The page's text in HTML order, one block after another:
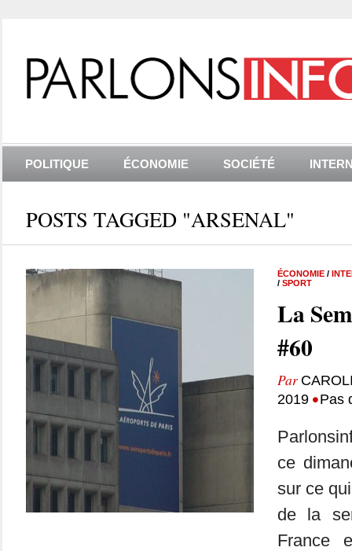
POLITIQUE ÉCONOMIE SOCIÉTÉ
POSTS TAGGED "ARSENAL"
ÉCONOMIE/
/ SPORT
La
#60
Par
2019 •Pas
ce
sur ce
de la
France